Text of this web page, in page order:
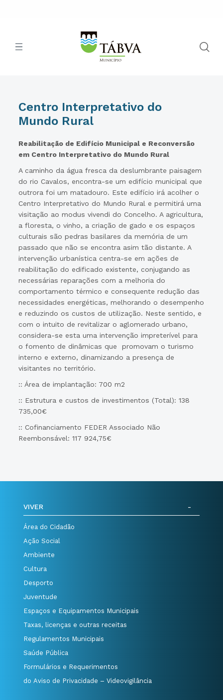
Centro Interpretativo do
Mundo Rural
Reabilitação de Edifício Municipal e Reconversão
em Centro Interpretativo do Mundo Rural
A caminho da água fresca da deslumbrante paisagem
do rio Cavalos, encontra-se um edifício municipal que
outrora foi um matadouro. Este edifício irá acolher o
Centro Interpretativo do Mundo Rural e permitirá uma
visitação ao modus vivendi do Concelho. A agricultura,
a floresta, o vinho, a criação de gado e os espaços
culturais são pedras basilares da memória de um
passado que não se encontra asim tão distante. A
intervenção urbanística centra-se em ações de
reabilitação do edificado existente, conjugando as
necessárias reparações com a melhoria do
comportamento térmico e consequente redução das
necessidades energéticas, melhorando o desempenho
e reduzindo os custos de utilização. Neste sentido, e
com o intuito de revitalizar o aglomerado urbano,
considera-se esta uma intervenção impreterível para
o fomento de dinâmicas que promovam o turismo
interno e externo, dinamizando a presença de
visitantes no território.
:: Área de implantação: 700 m2
:: Estrutura e custos de investimentos (Total): 138
735,00€
:: Cofinanciamento FEDER Associado Não
Reembonsável: 117 924,75€
VIVER
Área do Cidadão
Ação Social
Ambiente
Cultura
Desporto
Juventude
Espaços e Equipamentos Municipais
Taxas, licenças e outras receitas
Regulamentos Municipais
Saúde Pública
Formulários e Requerimentos
do Aviso de Privacidade – Videovigilância